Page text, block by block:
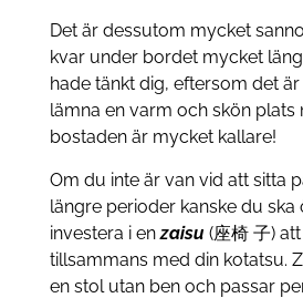
Det är dessutom mycket
kvar under bordet mycket
hade tänkt dig, eftersom det är
lämna en varm och skön plats
bostaden är mycket kallare!
Om du inte är van vid att sitta
längre perioder kanske du ska
investera i enzaisu (座椅 子)
tillsammans med din kotatsu.
en stol utan ben och passar